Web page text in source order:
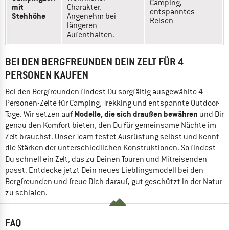
mit
Stehhöhe
Charakter.
Angenehm bei
längeren
Aufenthalten.
Camping,
entspanntes
Reisen
BEI DEN BERGFREUNDEN DEIN ZELT FÜR 4
PERSONEN KAUFEN
Bei den Bergfreunden findest Du sorgfältig ausgewählte 4-
Personen-Zelte für Camping, Trekking und entspannte Outdoor-
Tage. Wir setzen aufModelle, die sich draußen bewähren und Dir
genau den Komfort bieten, den Du für gemeinsame Nächte im
Zelt brauchst. Unser Team testet Ausrüstung selbst und kennt
die Stärken der unterschiedlichen Konstruktionen. So findest
Du schnell ein Zelt, das zu Deinen Touren und Mitreisenden
passt. Entdecke jetzt Dein neues Lieblingsmodell bei den
Bergfreunden und freue Dich darauf, gut geschützt in der Natur
zu schlafen.
FAQ